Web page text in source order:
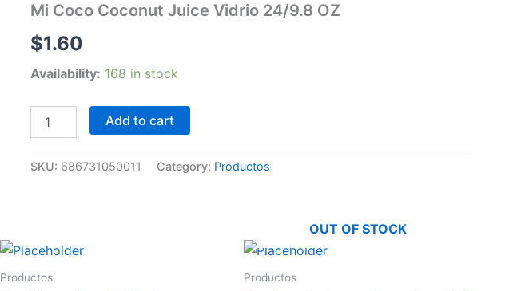
Mi Coco Coconut Juice Vidrio 24/9.8 OZ
$1.60
Availability: 168 in stock
Vidrio
24/9.8
OZ
Add to cart
SKU: 686731050011 Category: Productos
Productos
OUT OF STOCK
Productos